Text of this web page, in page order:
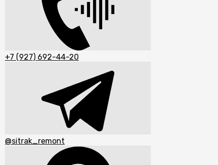
+7 (927) 692-44-20
@sitrak_remont